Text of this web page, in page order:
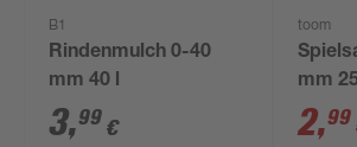
B1
Rindenmulch 0-40
mm 40 l
3,99 €
toom
mm
2,99